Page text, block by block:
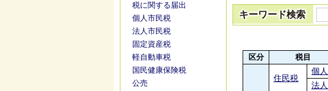
税に関する届出
個人市民税
法人市民税
固定資産税
軽自動車税
国民健康保険税
公売
キーワード検索
区分 税目
住民税
個人
法人